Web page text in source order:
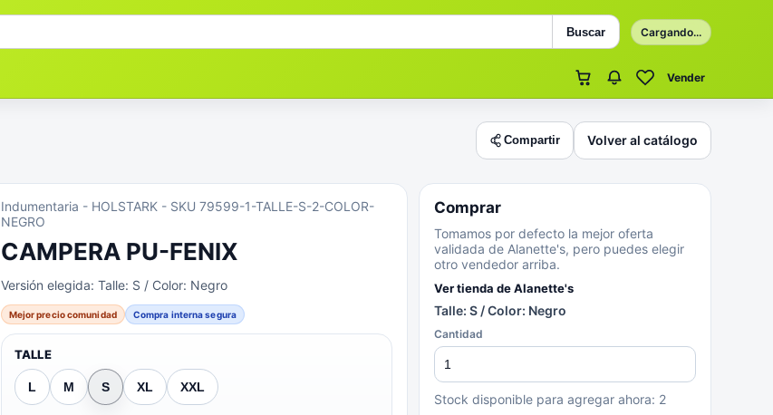
Buscar Cargando...
Vender
Compartir Volver al catálogo
Indumentaria - HOLSTARK- SKU 79599-1-TALLE-S-2-COLOR-
NEGRO
CAMPERA PU-FENIX
Versión elegida: Talle: S / Color: Negro
Mejor precio comunidad Compra interna segura
TALLE
L M S XL XXL
Comprar
Tomamos por defecto la mejor oferta
validada de Alanette's, pero puedes elegir
otro vendedor arriba.
Ver tienda deAlanette's
Talle: S / Color: Negro
Cantidad
Stock disponible para agregar ahora: 2